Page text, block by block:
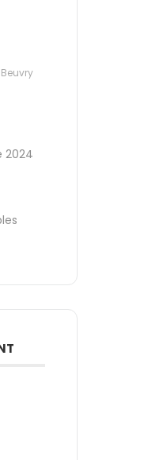
2024